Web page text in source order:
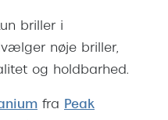
briller i
nøje briller,
og holdbarhed.
fra
Peak